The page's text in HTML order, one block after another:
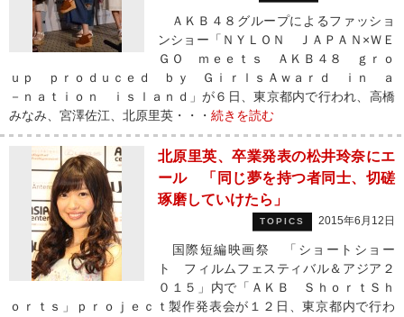
ＡＫＢ４８グループによるファッショ
ンショー「ＮＹＬＯＮ ＪＡＰＡＮ×ＷＥ
ＧＯ ｍｅｅｔｓ ＡＫＢ４８ ｇｒｏ
ｕｐ ｐｒｏｄｕｃｅｄ ｂｙ ＧｉｒｌｓＡｗａｒｄ ｉｎ ａ
－ｎａｔｉｏｎ ｉｓｌａｎｄ」が６日、東京都内で行われ、高橋
みなみ、宮澤佐江、北原里英・・・ 続きを読む
北原里英、卒業発表の松井玲奈にエ
ール 「同じ夢を持つ者同士、切磋
琢磨していけたら」
TOPICS 2015年6月12日
国際短編映画祭 「ショートショー
ト フィルムフェスティバル＆アジア２
０１５」内で「ＡＫＢ ＳｈｏｒｔＳｈ
ｏｒｔｓ」ｐｒｏｊｅｃｔ製作発表会が１２日、東京都内で行わ